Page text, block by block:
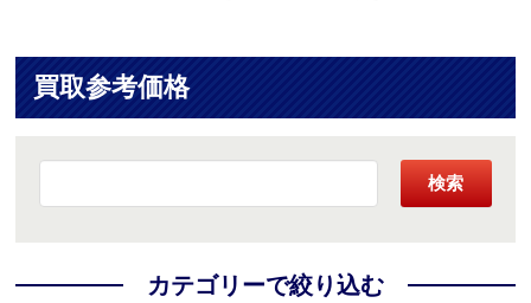
買取参考価格
検索
カテゴリーで絞り込む